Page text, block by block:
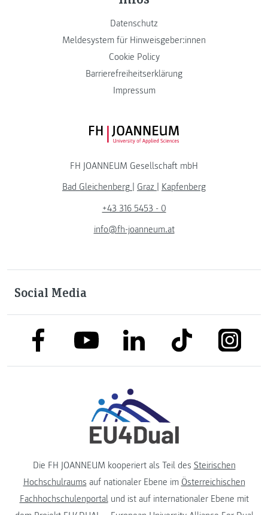
Datenschutz
Meldesystem für Hinweisgeber:innen
Cookie Policy
Barrierefreiheitserklärung
Impressum
FH JOANNEUM Logo
FH JOANNEUM Gesellschaft mbH
Bad Gleichenberg
Graz
Kapfenberg
+43 316 5453 - 0
info@fh-joanneum.at
Social Media
link to facebooklink to youtubelink to linkedinlink to tiktok
Die FH JOANNEUM kooperiert als Teil des Steirischen
Hochschulraums auf nationaler Ebene im Österreichischen
Fachhochschulenportalund ist auf internationaler Ebene mit